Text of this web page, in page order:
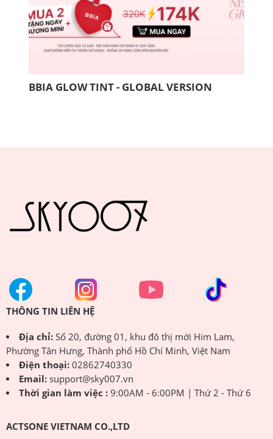
BBIA GLOW TINT - GLOBAL VERSION
THÔNG TIN LIÊN HỆ
Địa chỉ:Số 20, đường 01, khu đô thị mới Him Lam,
Phường Tân Hưng, Thành phố Hồ Chí Minh, Việt Nam
Điện thoại:02862740330
Email:support@sky007.vn
Thời gian làm việc :9:00AM - 6:00PM | Thứ 2 - Thứ 6
ACTSONE VIETNAM CO.,LTD